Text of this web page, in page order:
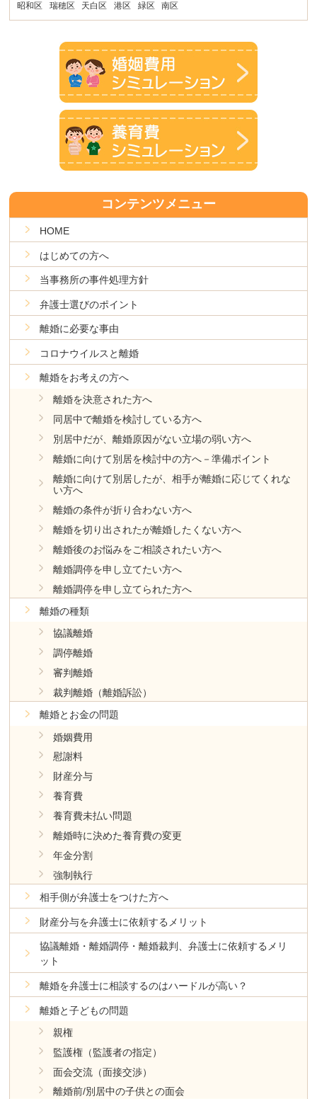
昭和区 瑞穂区 天白区 港区 緑区 南区
コンテンツメニュー
HOME
はじめての方へ
当事務所の事件処理方針
弁護士選びのポイント
離婚に必要な事由
コロナウイルスと離婚
離婚をお考えの方へ
離婚を決意された方へ
同居中で離婚を検討している方へ
別居中だが、離婚原因がない立場の弱い方へ
離婚に向けて別居を検討中の方へ－準備ポイント
離婚に向けて別居したが、相手が離婚に応じてくれな
い方へ
離婚の条件が折り合わない方へ
離婚を切り出されたが離婚したくない方へ
離婚後のお悩みをご相談されたい方へ
離婚調停を申し立てたい方へ
離婚調停を申し立てられた方へ
離婚の種類
協議離婚
調停離婚
審判離婚
裁判離婚（離婚訴訟）
離婚とお金の問題
婚姻費用
慰謝料
財産分与
養育費
養育費未払い問題
離婚時に決めた養育費の変更
年金分割
強制執行
相手側が弁護士をつけた方へ
財産分与を弁護士に依頼するメリット
協議離婚・離婚調停・離婚裁判、弁護士に依頼するメリ
ット
離婚を弁護士に相談するのはハードルが高い？
離婚と子どもの問題
親権
監護権（監護者の指定）
面会交流（面接交渉）
離婚前/別居中の子供との面会